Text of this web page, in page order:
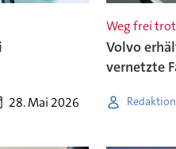
28. Mai 2026
Weg frei
Volvo
vernetzte
Redaktion